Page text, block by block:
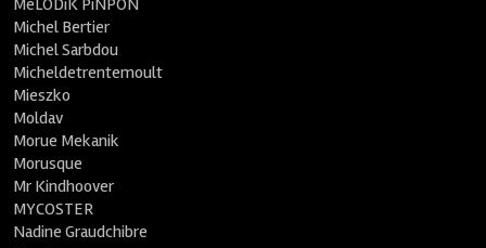
MéLODiK PiNPON
Michel Bertier
Michel Sarbdou
Micheldetrentemoult
Mieszko
Moldav
Morue Mekanik
Morusque
Mr Kindhoover
MYCOSTER
Nadine Graudchibre